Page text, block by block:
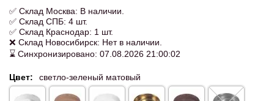
✅ Склад Москва: В наличии.
✅ Склад СПБ: 4 шт.
✅ Склад Краснодар: 1 шт.
❌ Склад Новосибирск: Нет в наличии.
⌛ Синхронизировано: 07.08.2026 21:00:02
Цвет: светло-зеленый матовый